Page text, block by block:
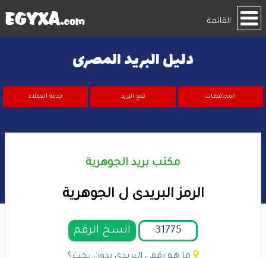
القائمة
دليل البريد المصرى
المحافظات تتبع البريد خدمة العملاء
مكتب بريد الجوهرية
الرمز البريدى ل الجوهرية
انسخ الرقم